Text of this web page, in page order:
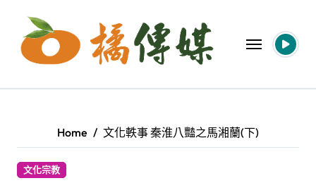
content
Home 文化軼事 秦淮八豔之馬湘蘭(下)
文化宗教